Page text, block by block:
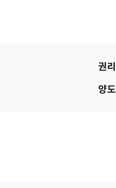
권
양